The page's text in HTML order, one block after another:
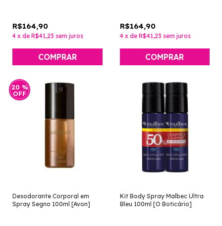
R$164,90
4 x de R$41,23 sem juros
R$164,90
4 x de R$41,23 sem juros
20 %
OFF
Desodorante Corporal em
Spray Segno 100ml [Avon]
Kit Body Spray Malbec Ultra
Bleu 100ml [O Boticário]